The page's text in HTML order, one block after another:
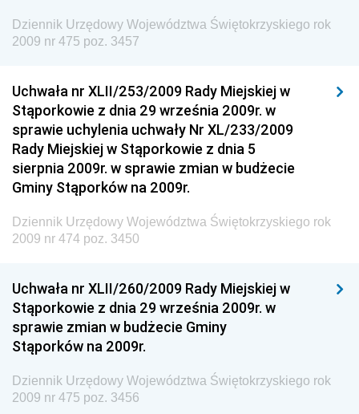
Dziennik Urzędowy Komendy Głównej Straży
Granicznej
Drogowego
Dziennik Urzędowy Narodowego Banku Polskiego
Dziennik Urzędowy Komendy Głównej Policji
Dziennik Urzędowy Ministra Pracy i Polityki
Społecznej
Dziennik Urzędowy Ministra Transportu, Budownictwa
i Gospodarki Morskiej
Dziennik Urzędowy Ministra Spraw Zagranicznych
Dziennik Urzędowy Centralnego Biura
Antykorupcyjnego
Wewnętrznego
Dziennik Urzędowy Urzędu Patentowego
Dziennik Urzędowy Województwa Świętokrzyskiego rok
2009 nr 475 poz. 3457
Uchwała nr XLII/253/2009 Rady Miejskiej w
Stąporkowie z dnia 29 września 2009r. w
sprawie uchylenia uchwały Nr XL/233/2009
Rady Miejskiej w Stąporkowie z dnia 5
sierpnia 2009r. w sprawie zmian w budżecie
Gminy Stąporków na 2009r.
Dziennik Urzędowy Województwa Świętokrzyskiego rok
2009 nr 474 poz. 3450
Uchwała nr XLII/260/2009 Rady Miejskiej w
Stąporkowie z dnia 29 września 2009r. w
sprawie zmian w budżecie Gminy
Stąporków na 2009r.
Dziennik Urzędowy Województwa Świętokrzyskiego rok
2009 nr 475 poz. 3456